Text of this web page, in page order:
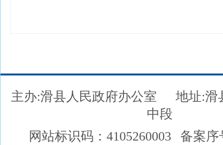
主办:滑县人民政府办公室
地址:滑
中段
网站标识码：4105260003
备案序